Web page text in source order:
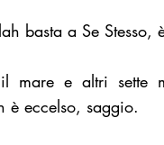
basta a Se Stesso,
mare e altri sette
è eccelso, saggio.